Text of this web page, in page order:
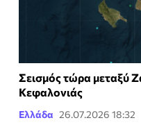
Σεισμός τώρα μεταξύ
Κεφαλονιάς
Ελλάδα 26.07.2026 18:32